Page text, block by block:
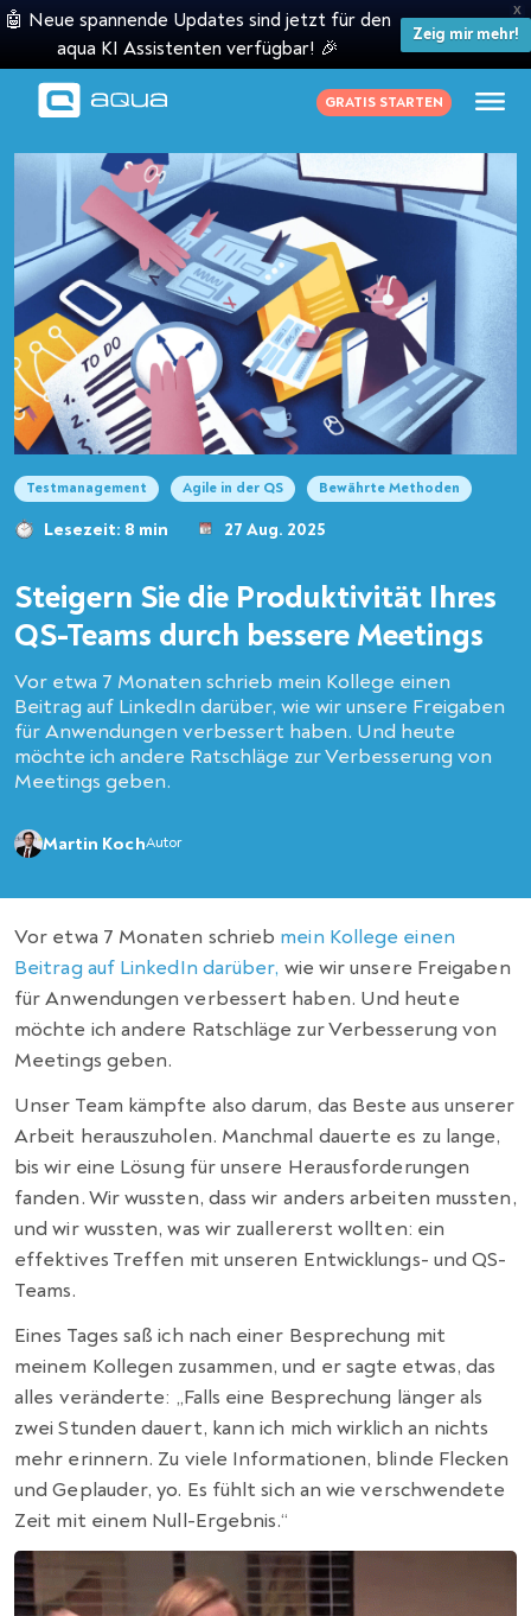
X
🤖 Neue spannende Updates sind jetzt für den
aqua KI Assistenten verfügbar! 🎉
Zeig mir mehr!
GRATIS STARTEN
Testmanagement Agile in der QS Bewährte Methoden
Lesezeit: 8 min 27 Aug. 2025
Steigern Sie die Produktivität Ihres
QS-Teams durch bessere Meetings
Vor etwa 7 Monaten schrieb mein Kollege einen
Beitrag auf LinkedIn darüber, wie wir unsere Freigaben
für Anwendungen verbessert haben. Und heute
möchte ich andere Ratschläge zur Verbesserung von
Meetings geben.
Martin KochAutor
Vor etwa 7 Monaten schrieb mein Kollege einen
Beitrag auf LinkedIn darüber, wie wir unsere Freigaben
für Anwendungen verbessert haben. Und heute
möchte ich andere Ratschläge zur Verbesserung von
Meetings geben.
Unser Team kämpfte also darum, das Beste aus unserer
Arbeit herauszuholen. Manchmal dauerte es zu lange,
bis wir eine Lösung für unsere Herausforderungen
fanden. Wir wussten, dass wir anders arbeiten mussten,
und wir wussten, was wir zuallererst wollten: ein
effektives Treffen mit unseren Entwicklungs- und QS-
Teams.
Eines Tages saß ich nach einer Besprechung mit
meinem Kollegen zusammen, und er sagte etwas, das
alles veränderte: „Falls eine Besprechung länger als
zwei Stunden dauert, kann ich mich wirklich an nichts
mehr erinnern. Zu viele Informationen, blinde Flecken
und Geplauder, yo. Es fühlt sich an wie verschwendete
Zeit mit einem Null-Ergebnis.“